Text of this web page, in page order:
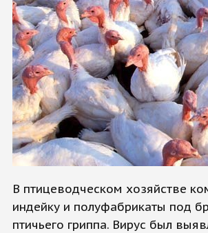
В птицеводческом хозяйстве
индейку и полуфабрикаты под
птичьего гриппа. Вирус был